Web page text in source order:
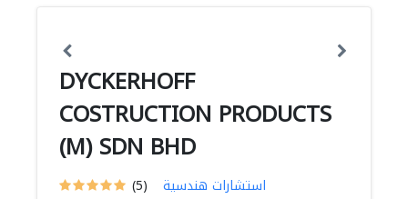
DYCKERHOFF
COSTRUCTION PRODUCTS
(M) SDN BHD
(5) استشارات هندسية